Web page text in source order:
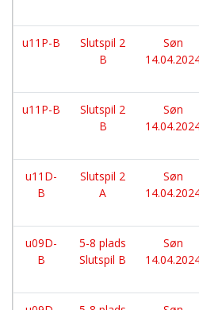
u11P-B
Slutspil 2
B
Søn
u11P-B
Slutspil 2
B
Søn
u11D-
B
Slutspil 2
A
Søn
u09D-
B
5-8 plads
Slutspil B
Søn